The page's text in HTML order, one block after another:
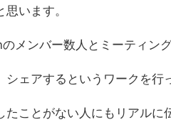
います。
メンバー数人とミーティング
ェアするというワークを行
ことがない人にもリアルに